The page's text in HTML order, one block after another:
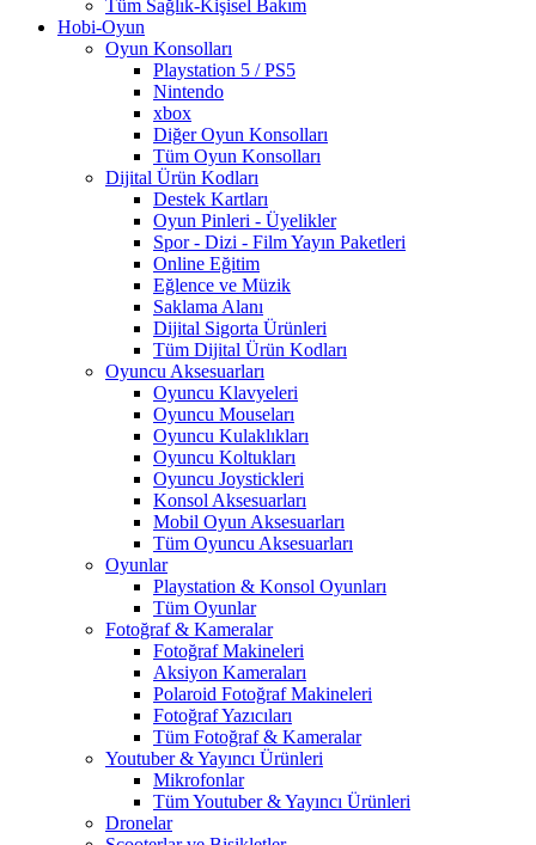
Tüm Sağlık-Kişisel Bakım
Hobi-Oyun
Oyun Konsolları
Playstation 5 / PS5
Nintendo
xbox
Diğer Oyun Konsolları
Tüm Oyun Konsolları
Dijital Ürün Kodları
Destek Kartları
Oyun Pinleri - Üyelikler
Spor - Dizi - Film Yayın Paketleri
Online Eğitim
Eğlence ve Müzik
Saklama Alanı
Dijital Sigorta Ürünleri
Tüm Dijital Ürün Kodları
Oyuncu Aksesuarları
Oyuncu Klavyeleri
Oyuncu Mouseları
Oyuncu Kulaklıkları
Oyuncu Koltukları
Oyuncu Joystickleri
Konsol Aksesuarları
Mobil Oyun Aksesuarları
Tüm Oyuncu Aksesuarları
Oyunlar
Playstation & Konsol Oyunları
Tüm Oyunlar
Fotoğraf & Kameralar
Fotoğraf Makineleri
Aksiyon Kameraları
Polaroid Fotoğraf Makineleri
Fotoğraf Yazıcıları
Tüm Fotoğraf & Kameralar
Youtuber & Yayıncı Ürünleri
Mikrofonlar
Tüm Youtuber & Yayıncı Ürünleri
Dronelar